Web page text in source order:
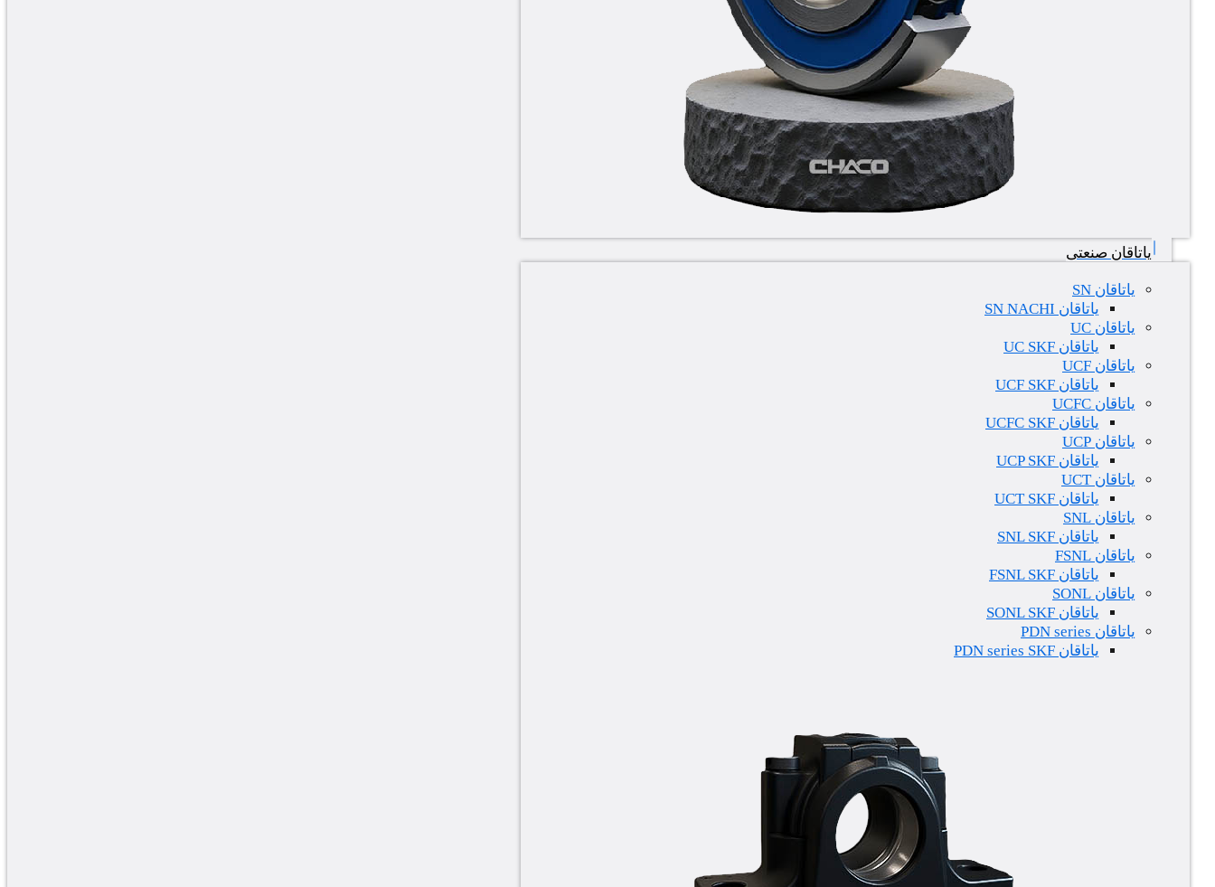
یاتاقان صنعتی
یاتاقان SN
یاتاقان SN NACHI
یاتاقان UC
یاتاقان UC SKF
یاتاقان UCF
یاتاقان UCF SKF
یاتاقان UCFC
یاتاقان UCFC SKF
یاتاقان UCP
یاتاقان UCP SKF
یاتاقان UCT
یاتاقان UCT SKF
یاتاقان SNL
یاتاقان SNL SKF
یاتاقان FSNL
یاتاقان FSNL SKF
یاتاقان SONL
یاتاقان SONL SKF
یاتاقان PDN series
یاتاقان PDN series SKF